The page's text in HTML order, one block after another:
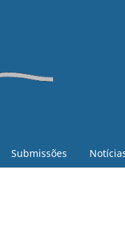
Submissões